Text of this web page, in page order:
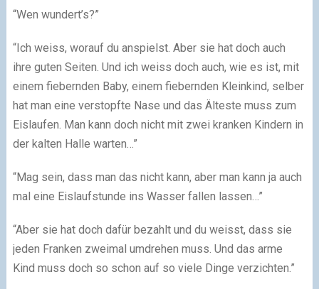
“Wen wundert’s?”
“Ich weiss, worauf du anspielst. Aber sie hat doch auch
ihre guten Seiten. Und ich weiss doch auch, wie es ist, mit
einem fiebernden Baby, einem fiebernden Kleinkind, selber
hat man eine verstopfte Nase und das Älteste muss zum
Eislaufen. Man kann doch nicht mit zwei kranken Kindern in
der kalten Halle warten…”
“Mag sein, dass man das nicht kann, aber man kann ja auch
mal eine Eislaufstunde ins Wasser fallen lassen…”
“Aber sie hat doch dafür bezahlt und du weisst, dass sie
jeden Franken zweimal umdrehen muss. Und das arme
Kind muss doch so schon auf so viele Dinge verzichten.”